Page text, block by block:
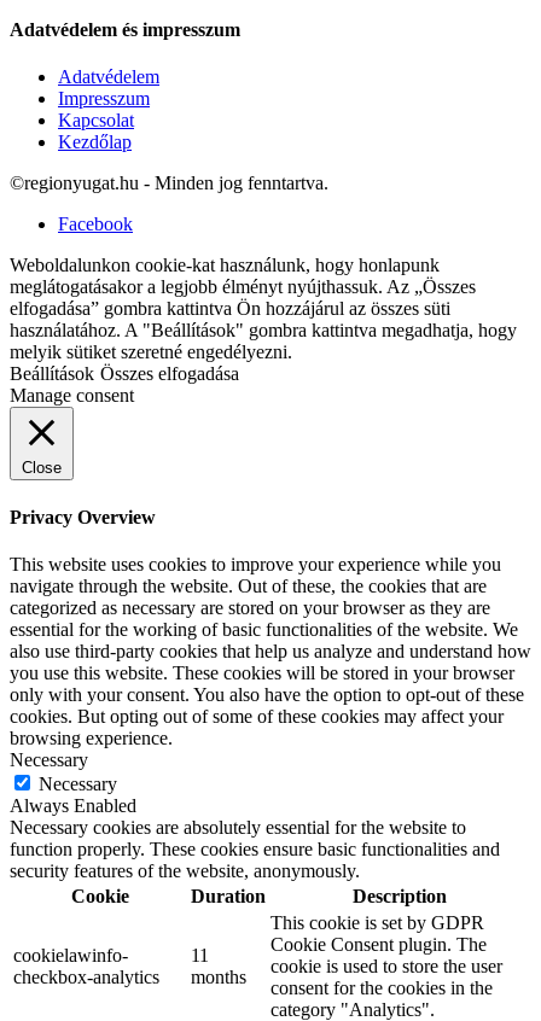
Adatvédelem és impresszum
Adatvédelem
Impresszum
Kapcsolat
Kezdőlap
©regionyugat.hu - Minden jog fenntartva.
Facebook
Weboldalunkon cookie-kat használunk, hogy honlapunk
meglátogatásakor a legjobb élményt nyújthassuk. Az „Összes
elfogadása” gombra kattintva Ön hozzájárul az összes süti
használatához. A "Beállítások" gombra kattintva megadhatja, hogy
melyik sütiket szeretné engedélyezni.
Beállítások Összes elfogadása
Manage consent
Close
Privacy Overview
This website uses cookies to improve your experience while you
navigate through the website. Out of these, the cookies that are
categorized as necessary are stored on your browser as they are
essential for the working of basic functionalities of the website. We
also use third-party cookies that help us analyze and understand how
you use this website. These cookies will be stored in your browser
only with your consent. You also have the option to opt-out of these
cookies. But opting out of some of these cookies may affect your
browsing experience.
Necessary
Necessary
Always Enabled
Necessary cookies are absolutely essential for the website to
function properly. These cookies ensure basic functionalities and
security features of the website, anonymously.
Cookie
Duration Description
cookielawinfo-
checkbox-analytics
11
months
This cookie is set by GDPR
Cookie Consent plugin. The
cookie is used to store the user
consent for the cookies in the
category "Analytics".